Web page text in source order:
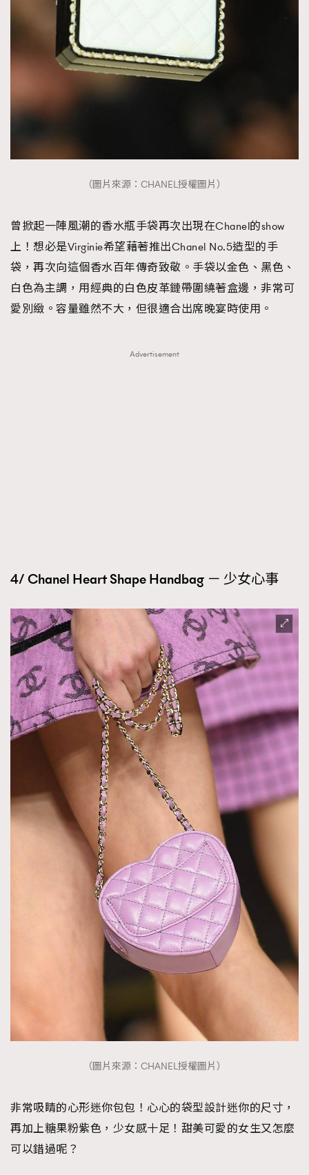
TRENDING
AFrenchMind
DressLikeAParisienne
FashionWeek FigaroAesthetic
（圖片來源：CHANEL授權圖片）
曾掀起一陣風潮的香水瓶手袋再次出現在Chanel的show
上！想必是Virginie希望藉著推出Chanel No.5造型的手
袋，再次向這個香水百年傳奇致敬。手袋以金色、黑色、
白色為主調，用經典的白色皮革鏈帶圍繞著盒邊，非常可
愛別緻。容量雖然不大，但很適合出席晚宴時使用。
Advertisement
4/ Chanel Heart Shape Handbag － 少女心事
（圖片來源：CHANEL授權圖片）
非常吸睛的心形迷你包包！心心的袋型設計迷你的尺寸，
再加上糖果粉紫色，少女感十足！甜美可愛的女生又怎麼
可以錯過呢？